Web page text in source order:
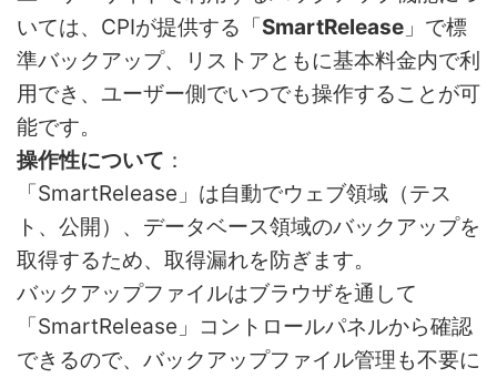
いては、CPIが提供する「SmartRelease 」で標
準バックアップ、リストアともに基本料金内で利
用でき、ユーザー側でいつでも操作することが可
能です。
操作性について ：
「SmartRelease」は自動でウェブ領域（テス
ト、公開）、データベース領域のバックアップを
取得するため、取得漏れを防ぎます。
バックアップファイルはブラウザを通して
「SmartRelease」コントロールパネルから確認
できるので、バックアップファイル管理も不要に